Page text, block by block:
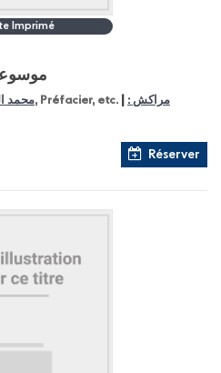
Imprimé
محمد, Préfacier, etc.
مراكش :
Réserver